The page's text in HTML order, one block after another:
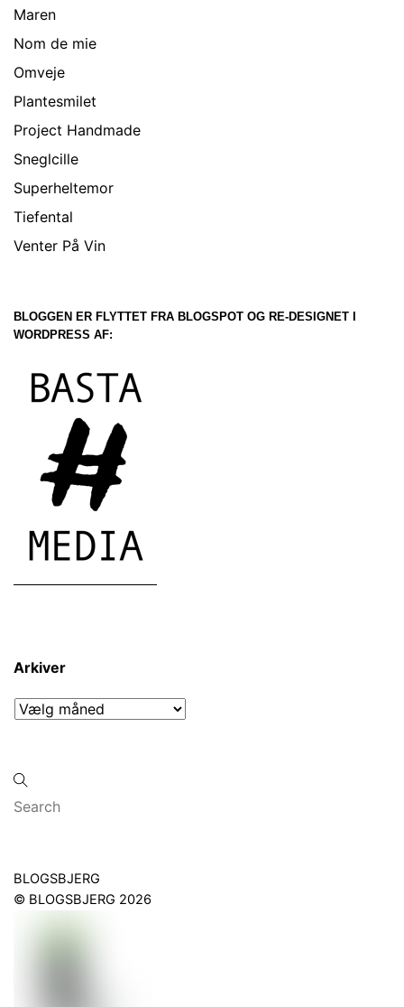
Maren
Nom de mie
Omveje
Plantesmilet
Project Handmade
Sneglcille
Superheltemor
Tiefental
Venter På Vin
BLOGGEN ER FLYTTET FRA BLOGSPOT OG RE-DESIGNET I
WORDPRESS AF:
Arkiver
Arkiver
Back
To
BLOGSBJERG
© BLOGSBJERG 2026